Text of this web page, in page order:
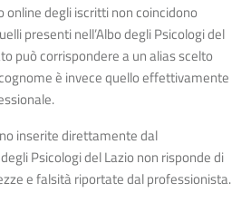
degli iscritti non coincidono
presenti nell’Albo degli Psicologi del
può corrispondere a un alias scelto
è invece quello effettivamente
inserite direttamente dal
Psicologi del Lazio non risponde di
e falsità riportate dal professionista.